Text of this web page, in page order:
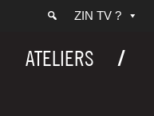
ZIN TV ?
ATELIERS